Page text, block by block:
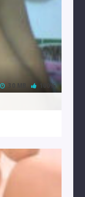
30 MB 100%